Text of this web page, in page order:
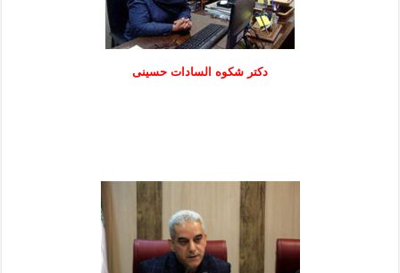
دكتر شكوه السادات حسينی